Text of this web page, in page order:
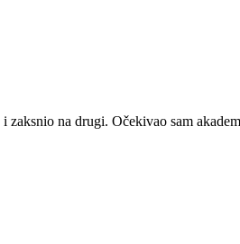
zaksnio na drugi. Očekivao sam